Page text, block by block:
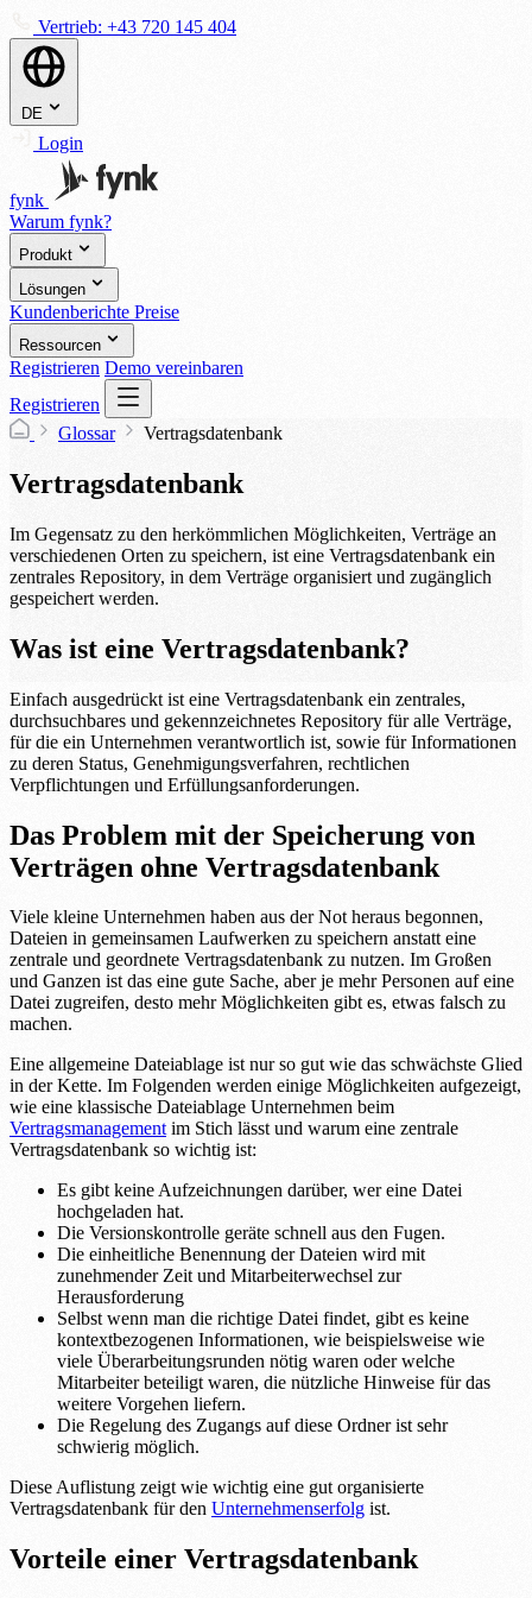
Vertrieb: +43 720 145 404
DE
Login
fynk
Warum fynk?
Produkt
Lösungen
Kundenberichte Preise
Ressourcen
Registrieren Demo vereinbaren
Registrieren
Glossar
Vertragsdatenbank
Vertragsdatenbank
Im Gegensatz zu den herkömmlichen Möglichkeiten, Verträge an
verschiedenen Orten zu speichern, ist eine Vertragsdatenbank ein
zentrales Repository, in dem Verträge organisiert und zugänglich
gespeichert werden.
Was ist eine Vertragsdatenbank?
Einfach ausgedrückt ist eine Vertragsdatenbank ein zentrales,
durchsuchbares und gekennzeichnetes Repository für alle Verträge,
für die ein Unternehmen verantwortlich ist, sowie für Informationen
zu deren Status, Genehmigungsverfahren, rechtlichen
Verpflichtungen und Erfüllungsanforderungen.
Das Problem mit der Speicherung von
Verträgen ohne Vertragsdatenbank
Viele kleine Unternehmen haben aus der Not heraus begonnen,
Dateien in gemeinsamen Laufwerken zu speichern anstatt eine
zentrale und geordnete Vertragsdatenbank zu nutzen. Im Großen
und Ganzen ist das eine gute Sache, aber je mehr Personen auf eine
Datei zugreifen, desto mehr Möglichkeiten gibt es, etwas falsch zu
machen.
Eine allgemeine Dateiablage ist nur so gut wie das schwächste Glied
in der Kette. Im Folgenden werden einige Möglichkeiten aufgezeigt,
wie eine klassische Dateiablage Unternehmen beim
Vertragsmanagementim Stich lässt und warum eine zentrale
Vertragsdatenbank so wichtig ist:
Es gibt keine Aufzeichnungen darüber, wer eine Datei
hochgeladen hat.
Die Versionskontrolle geräte schnell aus den Fugen.
Die einheitliche Benennung der Dateien wird mit
zunehmender Zeit und Mitarbeiterwechsel zur
Herausforderung
Selbst wenn man die richtige Datei findet, gibt es keine
kontextbezogenen Informationen, wie beispielsweise wie
viele Überarbeitungsrunden nötig waren oder welche
Mitarbeiter beteiligt waren, die nützliche Hinweise für das
weitere Vorgehen liefern.
Die Regelung des Zugangs auf diese Ordner ist sehr
schwierig möglich.
Diese Auflistung zeigt wie wichtig eine gut organisierte
Vertragsdatenbank für den Unternehmenserfolg ist.
Vorteile einer Vertragsdatenbank